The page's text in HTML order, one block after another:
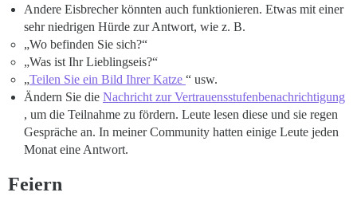
Andere Eisbrecher könnten auch funktionieren. Etwas mit einer
sehr niedrigen Hürde zur Antwort, wie z. B.
„Wo befinden Sie sich?“
„Was ist Ihr Lieblingseis?“
„Teilen Sie ein Bild Ihrer Katze “ usw.
Ändern Sie die Nachricht zur Vertrauensstufenbenachrichtigung
, um die Teilnahme zu fördern. Leute lesen diese und sie regen
Gespräche an. In meiner Community hatten einige Leute jeden
Monat eine Antwort.
Feiern